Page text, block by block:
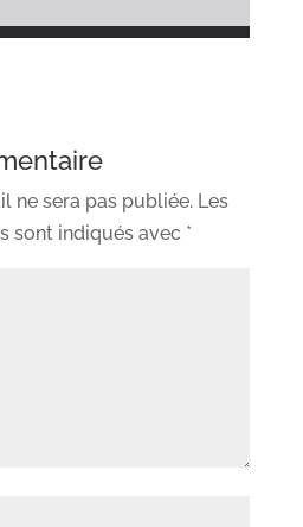
ne sera pas publiée. Les
sont indiqués avec *